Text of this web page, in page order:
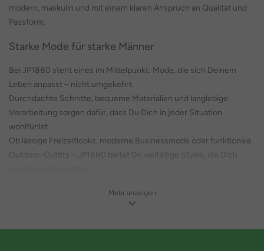
modern, maskulin und mit einem klaren Anspruch an Qualität und
Passform.
Starke Mode für starke Männer
Bei JP1880 steht eines im Mittelpunkt: Mode, die sich Deinem
Leben anpasst – nicht umgekehrt.
Durchdachte Schnitte, bequeme Materialien und langlebige
Verarbeitung sorgen dafür, dass Du Dich in jeder Situation
wohlfühlst.
Ob lässige Freizeitlooks, moderne Businessmode oder funktionale
Outdoor-Outfits – JP1880 bietet Dir vielfältige Styles, die Dich
Der Stil ist zeitlos, maskulin und unkompliziert – klare Linien,
angenehme Stoffe und praktische Details machen jedes Teil zu
Mehr anzeigen